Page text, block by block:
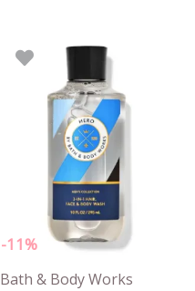
-11%
Bath & Body Works
hind
oli:
18.90 €.
hind
16.90 €.